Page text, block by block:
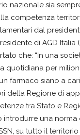
nazionale sia
competenza
dal
di AGD
che: “In una
quotidiana per
farmaco siano a
della Regione di
tra Stato e
introdurre una
su tutto il